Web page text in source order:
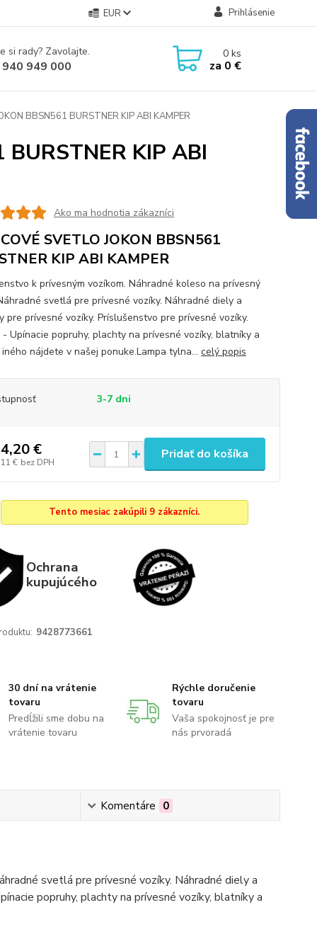
EUR Prihlásenie
si rady? Zavolajte.
949 000
0ks
za 0 €
BBSN561 BURSTNER KIP ABI KAMPER
BURSTNER KIP ABI
Ako ma hodnotia zákazníci
SVETLO JOKON BBSN561
KIP ABI KAMPER
k prívesným vozíkom. Náhradné koleso na prívesný
svetlá pre prívesné vozíky. Náhradné diely a
pre prívesné vozíky. Príslušenstvo pre prívesné vozíky.
Upínacie popruhy, plachty na prívesné vozíky, blatníky a
nájdete v našej ponuke.Lampa tylna... celý popis
3-7 dni
€
€ bez DPH
Pridať do košíka
Tento mesiac zakúpili 9 zákazníci.
Ochrana
kupujúcého
9428773661
30 dní na vrátenie
tovaru
Predĺžili sme dobu na
vrátenie tovaru
Rýchle doručenie
tovaru
Vaša spokojnosť je pre
nás prvoradá
Komentáre 0
svetlá pre prívesné vozíky. Náhradné diely a
popruhy, plachty na prívesné vozíky, blatníky a